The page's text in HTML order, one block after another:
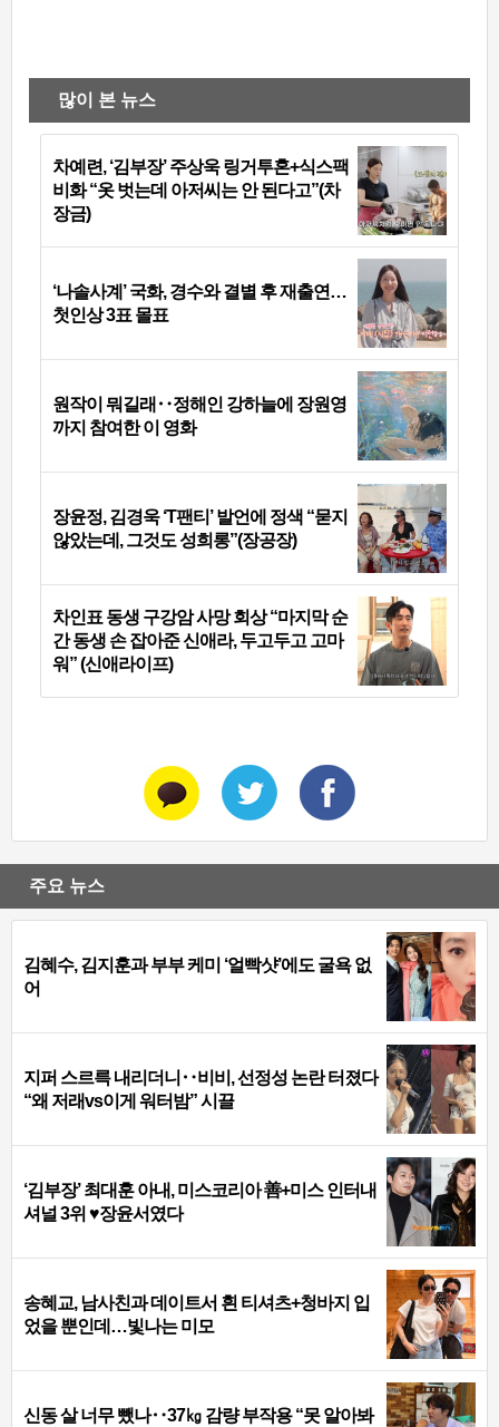
많이 본 뉴스
차예련, ‘김부장’ 주상욱 링거투혼+식스팩
비화 “옷 벗는데 아저씨는 안 된다고”(차
장금)
‘나솔사계’ 국화, 경수와 결별 후 재출연…
첫인상 3표 몰표
원작이 뭐길래‥정해인 강하늘에 장원영
까지 참여한 이 영화
장윤정, 김경욱 ‘T팬티’ 발언에 정색 “묻지
않았는데, 그것도 성희롱”(장공장)
차인표 동생 구강암 사망 회상 “마지막 순
간 동생 손 잡아준 신애라, 두고두고 고마
워” (신애라이프)
주요 뉴스
김혜수, 김지훈과 부부 케미 ‘얼빡샷’에도 굴욕 없
어
지퍼 스르륵 내리더니‥비비, 선정성 논란 터졌다
“왜 저래vs이게 워터밤” 시끌
‘김부장’ 최대훈 아내, 미스코리아 善+미스 인터내
셔널 3위 ♥장윤서였다
송혜교, 남사친과 데이트서 흰 티셔츠+청바지 입
었을 뿐인데…빛나는 미모
신동 살 너무 뺐나‥37㎏ 감량 부작용 “못 알아봐